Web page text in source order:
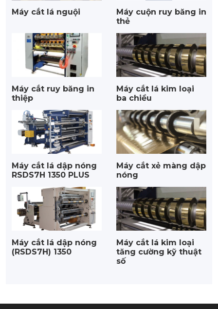
Máy cắt lá nguội
Máy cuộn ruy băng in
thẻ
Máy cắt ruy băng in
thiệp
Máy cắt lá kim loại
ba chiều
Máy cắt lá dập nóng
RSDS7H 1350 PLUS
Máy cắt xẻ màng dập
nóng
Máy cắt lá dập nóng
(RSDS7H) 1350
Máy cắt lá kim loại
tăng cường kỹ thuật
số